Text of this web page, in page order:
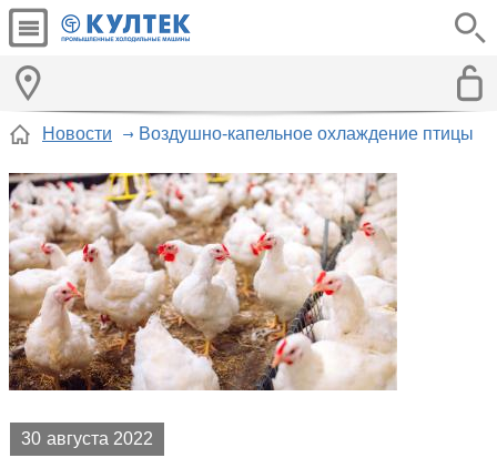
Новости Воздушно-капельное охлаждение птицы
30 августа 2022